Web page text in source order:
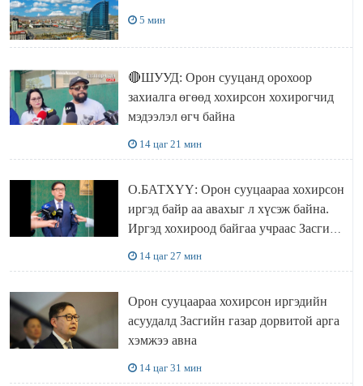
5 мин
🔴ШУУД: Орон сууцанд орохоор
захиалга өгөөд хохирсон хохирогчид
мэдээлэл өгч байна
14 цаг 21 мин
О.БАТХҮҮ: Орон сууцаараа хохирсон
иргэд байр аа авахыг л хүсэж байна.
Иргэд хохироод байгаа учраас Засгийн
14 цаг 27 мин
Орон сууцаараа хохирсон иргэдийн
асуудалд Засгийн газар дорвитой арга
хэмжээ авна
14 цаг 31 мин